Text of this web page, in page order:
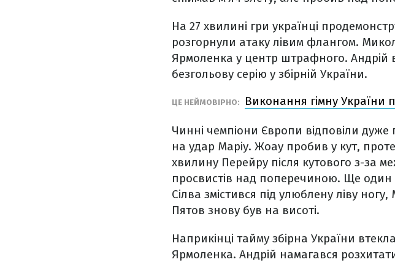
На 27 хвилині гри українці
розгорнули атаку лівим флангом.
Ярмоленка у центр штрафного.
безгольову серію у збірній України.
ЦЕ НЕЙМОВІРНО: Виконання гімну України
Чинні чемпіони Європи відповіли
на удар Маріу. Жоау пробив у кут,
хвилину Перейру після кутового з-за
просвистів над поперечиною. Ще один
Сілва змістився під улюблену ліву
Пятов знову був на висоті.
Наприкінці тайму збірна України
Ярмоленка. Андрій намагався